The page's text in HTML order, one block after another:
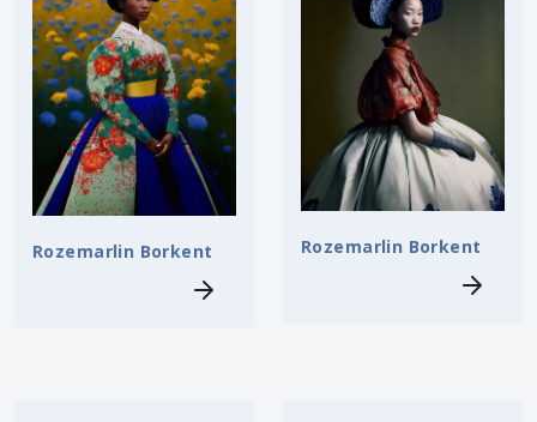
Kleur
Zoeken
Kerncollectie
30 items. Pagina:
Rozemarlin Borkent Rozemarlin Borkent